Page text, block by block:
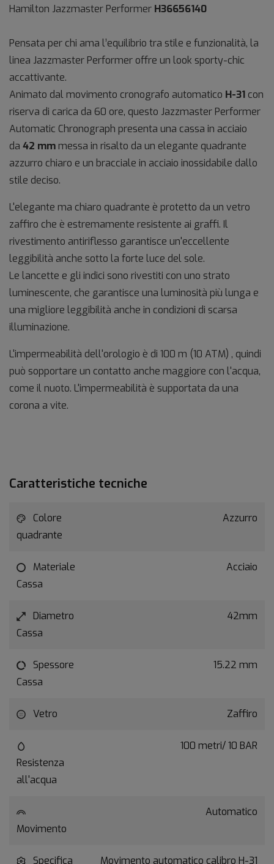
Hamilton Jazzmaster Performer H36656140
Pensata per chi ama l’equilibrio tra stile e funzionalità, la
linea Jazzmaster Performer offre un look sporty-chic
accattivante.
Animato dal movimento cronografo automatico H-31 con
riserva di carica da 60 ore, questo Jazzmaster Performer
Automatic Chronograph presenta una cassa in acciaio
da 42 mm messa in risalto da un elegante quadrante
azzurro chiaro e un bracciale in acciaio inossidabile dallo
stile deciso.
L'elegante ma chiaro quadrante è protetto da un vetro
zaffiro che è estremamente resistente ai graffi. Il
rivestimento antiriflesso garantisce un'eccellente
leggibilità anche sotto la forte luce del sole.
Le lancette e gli indici sono rivestiti con uno strato
luminescente, che garantisce una luminosità più lunga e
una migliore leggibilità anche in condizioni di scarsa
illuminazione.
L'impermeabilità dell'orologio è di 100 m (10 ATM) , quindi
può sopportare un contatto anche maggiore con l'acqua,
come il nuoto. L'impermeabilità è supportata da una
corona a vite.
Caratteristiche tecniche
Colore
quadrante
Azzurro
Materiale
Cassa
Acciaio
Diametro
Cassa
42mm
Spessore
Cassa
15.22 mm
Vetro Zaffiro
Resistenza
all'acqua
100 metri/ 10 BAR
Movimento
Automatico
Specifica Movimento automatico calibro H-31